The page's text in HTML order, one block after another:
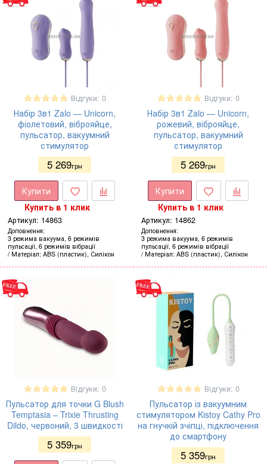
Відгуки: 0
Набір 3в1 Zalo — Unicorn,
фіолетовий, віброяйце,
пульсатор, вакуумний
стимулятор
5 269грн
Купити
Купить в 1 клик
Артикул: 14863
Доповнення
3 режима вакуума, 6 режимів
пульсації, 6 режимів вібрації
Матеріал ABS (пластик), Силікон
Відгуки: 0
Набір 3в1 Zalo — Unicorn,
рожевий, віброяйце,
пульсатор, вакуумний
стимулятор
5 269грн
Купити
Купить в 1 клик
Артикул: 14862
Доповнення
3 режима вакуума, 6 режимів
пульсації, 6 режимів вібрації
Матеріал ABS (пластик), Силікон
Відгуки: 0
Пульсатор для точки G Blush
Temptasia – Trixie Thrusting
Dildo, червоний, 3 швидкості
5 359грн
Відгуки: 0
Пульсатор із вакуумним
стимулятором Kistoy Cathy Pro
на гнучкій зчіпці, підключення
до смартфону
5 359грн